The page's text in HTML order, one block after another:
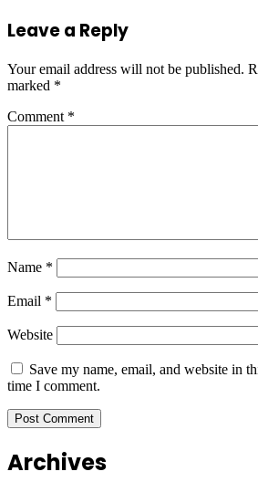
Leave a Reply
Your email address will not be published.
marked *
Comment *
Name *
Email *
Website
Save my name, email, and website in
time I comment.
Archives